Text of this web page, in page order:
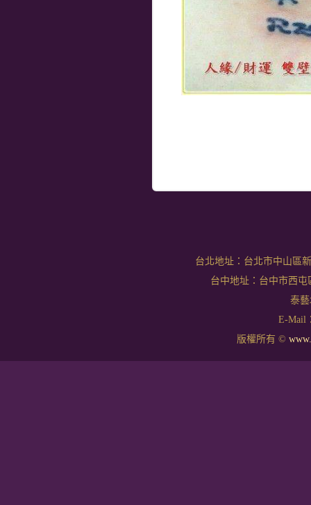
台北地址：台北市中山區
台中地址：台中市西
泰藝
E-Mail
版權所有 ©